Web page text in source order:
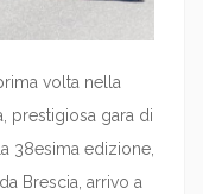
volta nella
prestigiosa gara di
38esima edizione,
Brescia, arrivo a